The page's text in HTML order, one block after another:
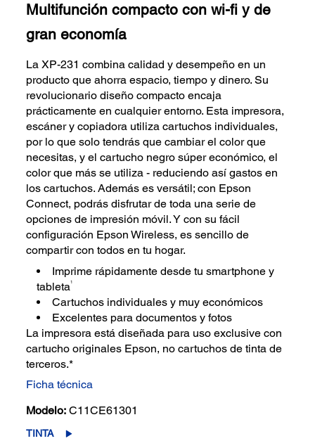
Multifunción compacto con wi-fi y de
gran economía
La XP-231 combina calidad y desempeño en un
producto que ahorra espacio, tiempo y dinero. Su
revolucionario diseño compacto encaja
prácticamente en cualquier entorno. Esta impresora,
escáner y copiadora utiliza cartuchos individuales,
por lo que solo tendrás que cambiar el color que
necesitas, y el cartucho negro súper económico, el
color que más se utiliza - reduciendo así gastos en
los cartuchos. Además es versátil; con Epson
Connect, podrás disfrutar de toda una serie de
opciones de impresión móvil. Y con su fácil
configuración Epson Wireless, es sencillo de
compartir con todos en tu hogar.
Imprime rápidamente desde tu smartphone y
tableta1
Cartuchos individuales y muy económicos
Excelentes para documentos y fotos
La impresora está diseñada para uso exclusive con
cartucho originales Epson, no cartuchos de tinta de
terceros.*
Ficha técnica
Modelo: C11CE61301
TINTA